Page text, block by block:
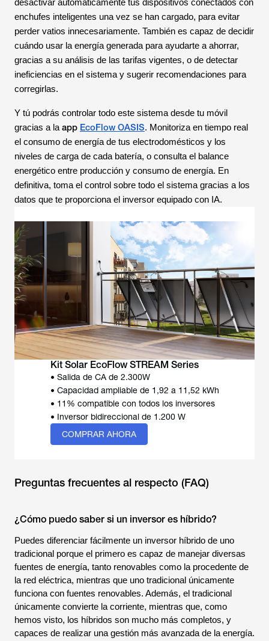
desactivar automáticamente tus dispositivos conectados con
enchufes inteligentes una vez se han cargado, para evitar
perder vatios innecesariamente. También es capaz de decidir
cuándo usar la energía generada para ayudarte a ahorrar,
gracias a su análisis de las tarifas vigentes, o de detectar
ineficiencias en el sistema y sugerir recomendaciones para
corregirlas.
Y tú podrás controlar todo este sistema desde tu móvil
gracias a la app EcoFlow OASIS. Monitoriza en tiempo real
el consumo de energía de tus electrodomésticos y los
niveles de carga de cada batería, o consulta el balance
energético entre producción y consumo de energía. En
definitiva, toma el control sobre todo el sistema gracias a los
datos que te proporciona el inversor equipado con IA.
Kit Solar EcoFlow STREAM Series
• Salida de CA de 2.300W
• Capacidad ampliable de 1,92 a 11,52 kWh
• 11% compatible con todos los inversores
• Inversor bidireccional de 1.200 W
COMPRAR AHORA
Preguntas frecuentes al respecto (FAQ)
¿Cómo puedo saber si un inversor es híbrido?
Puedes diferenciar fácilmente un inversor híbrido de uno
tradicional porque el primero es capaz de manejar diversas
fuentes de energía, tanto renovables como la procedente de
la red eléctrica, mientras que uno tradicional únicamente
funciona con fuentes renovables. Además, el tradicional
únicamente convierte la corriente, mientras que, como
hemos visto, los híbridos son mucho más completos, y
capaces de realizar una gestión más avanzada de la energía.